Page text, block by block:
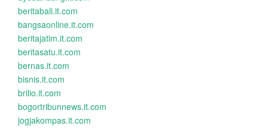
beritabali.it.com
bangsaonline.it.com
beritajatim.it.com
beritasatu.it.com
bernas.it.com
bisnis.it.com
brilio.it.com
bogortribunnews.it.com
jogjakompas.it.com